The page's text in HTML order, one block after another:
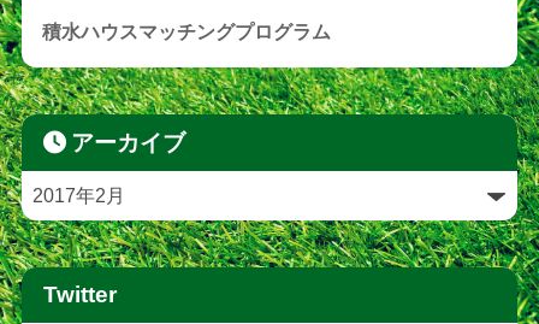
積水ハウスマッチングプログラム
アーカイブ
Twitter